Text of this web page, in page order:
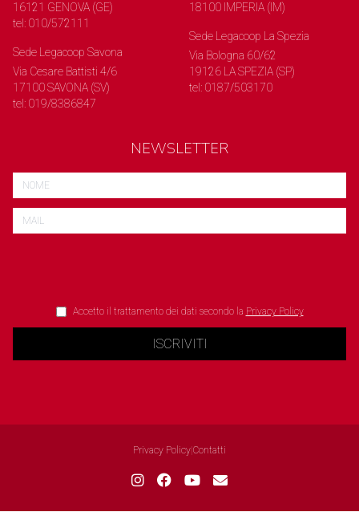
16121 GENOVA (GE)
tel: 010/572111
Sede Legacoop Savona
Via Cesare Battisti 4/6
17100 SAVONA (SV)
tel: 019/8386847
18100 IMPERIA (IM)
Sede Legacoop La Spezia
Via Bologna 60/62
19126 LA SPEZIA (SP)
tel: 0187/503170
NEWSLETTER
Accetto il trattamento dei dati secondo la Privacy Policy
ISCRIVITI
Privacy Policy Contatti